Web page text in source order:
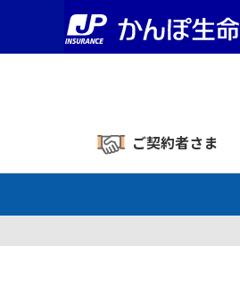
ご契約者さま